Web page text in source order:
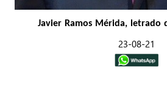
Javier Ramos Mérida, letrado
23-08-21